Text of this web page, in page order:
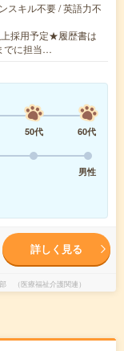
スキル不要 / 英語力不
採用予定★履歴書は
でに担当…
50代
60代
男性
詳しく見る
（医療福祉介護関連）